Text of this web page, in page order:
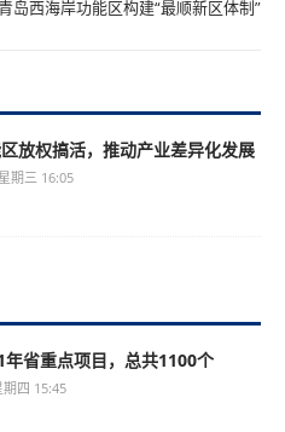
岛西海岸功能区构建“最顺新区体制”
放权搞活，推动产业差异化发展
期三 16:05
年省重点项目，总共1100个
四 15:45